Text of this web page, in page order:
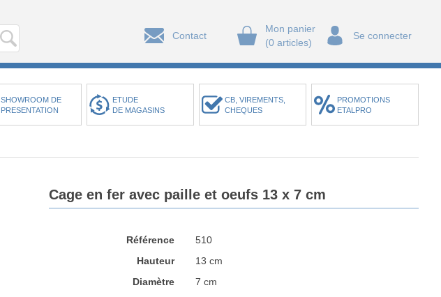
Contact
Mon panier
(0 articles)
Se connecter
SHOWROOM DE
PRESENTATION
ETUDE
DE MAGASINS
CB, VIREMENTS,
CHEQUES
PROMOTIONS
ETALPRO
Cage en fer avec paille et oeufs 13 x 7 cm
Référence
510
Hauteur
13 cm
Diamètre
7 cm